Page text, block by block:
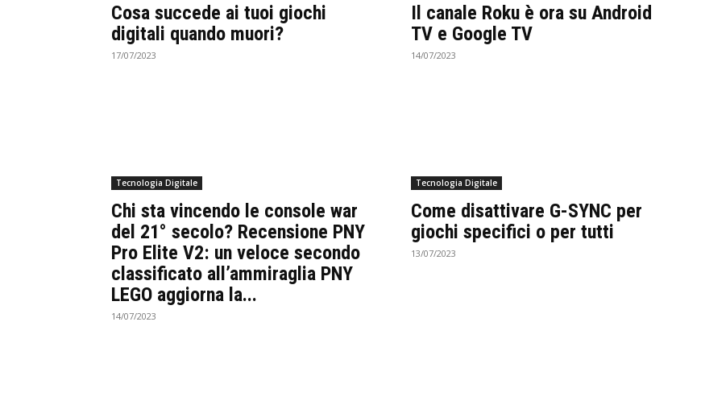
Cosa succede ai tuoi giochi
digitali quando muori?
17/07/2023
Il canale Roku è ora su Android
TV e Google TV
14/07/2023
Tecnologia Digitale
Chi sta vincendo le console war
del 21° secolo? Recensione PNY
Pro Elite V2: un veloce secondo
classificato all’ammiraglia PNY
LEGO aggiorna la...
14/07/2023
Tecnologia Digitale
Come disattivare G-SYNC per
giochi specifici o per tutti
13/07/2023